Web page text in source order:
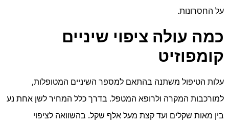
על החסרונות.
כמה עולה ציפוי שיניים
קומפוזיט
עלות הטיפול משתנה בהתאם למספר השיניים המטופלות,
למורכבות המקרה ולרופא המטפל. בדרך כלל המחיר לשן אחת נע
בין מאות שקלים ועד קצת מעל אלף שקל. בהשוואה לציפוי